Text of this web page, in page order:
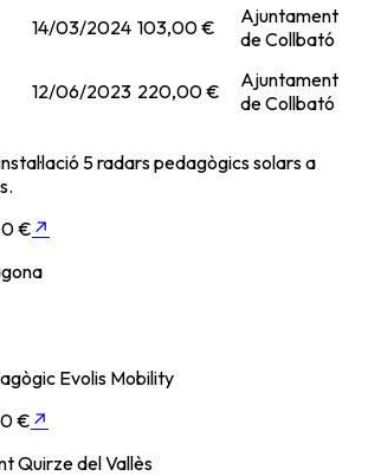
14/03/2024 103,00 €
Ajuntament
de Collbató
12/06/2023 220,00 €
Ajuntament
de Collbató
5 radars pedagògics solars a
€ ↗
Evolis Mobility
€↗
Quirze del Vallès